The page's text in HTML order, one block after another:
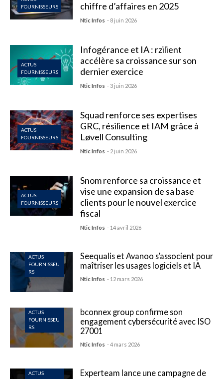
FOURNISSEURS
chiffre d’affaires en 2025
Ntic Infos - 8 juin 2026
ACTUS
FOURNISSEURS
Infogérance et IA : rzilient
accélère sa croissance sur son
dernier exercice
Ntic Infos - 3 juin 2026
ACTUS
FOURNISSEURS
Squad renforce ses expertises
GRC, résilience et IAM grâce à
Løvell Consulting
Ntic Infos - 2 juin 2026
ACTUS
FOURNISSEURS
Snom renforce sa croissance et
vise une expansion de sa base
clients pour le nouvel exercice
fiscal
Ntic Infos - 14 avril 2026
ACTUS
FOURNISSEU
RS
Seequalis et Avanoo s’associent pour
maîtriser les usages logiciels et IA
Ntic Infos - 12 mars 2026
ACTUS
FOURNISSEU
RS
bconnex group confirme son
engagement cybersécurité avec ISO
27001
Ntic Infos - 4 mars 2026
ACTUS
Experteam lance une campagne de